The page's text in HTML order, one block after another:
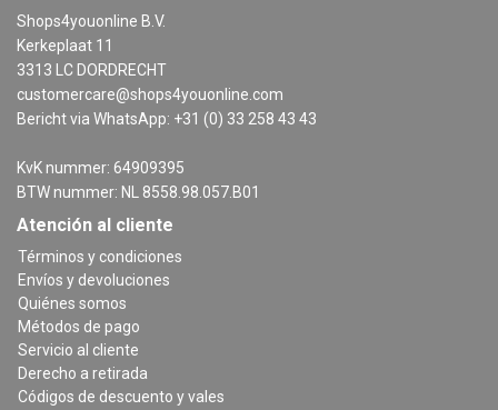
Shops4youonline B.V.
Kerkeplaat 11
3313 LC DORDRECHT
customercare@shops4youonline.com
Bericht via WhatsApp: +31 (0) 33 258 43 43
KvK nummer: 64909395
BTW nummer: NL 8558.98.057.B01
Atención al cliente
Términos y condiciones
Envíos y devoluciones
Quiénes somos
Métodos de pago
Servicio al cliente
Derecho a retirada
Códigos de descuento y vales